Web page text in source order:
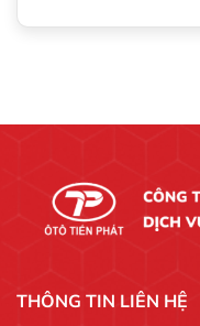
THÔNG TIN LIÊN HỆ